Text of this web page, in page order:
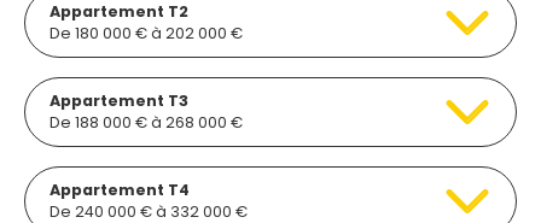
Appartement T2
De 180 000 € à 202 000 €
Appartement T3
De 188 000 € à 268 000 €
Appartement T4
De 240 000 € à 332 000 €